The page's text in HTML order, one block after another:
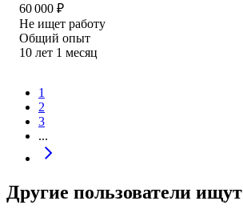
60 000 ₽
Не ищет работу
Общий опыт
10 лет 1 месяц
1
2
3
...
Другие пользователи ищут